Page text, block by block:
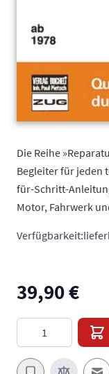
Die Reihe
Begleiter für jeden
für-Schritt-
Motor, Fahrwerk
Verfügbarkeit:
39,90 €
Menge